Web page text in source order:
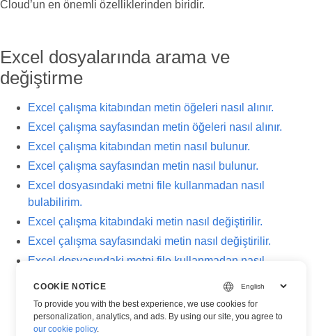
Cloud’un en önemli özelliklerinden biridir.
Excel dosyalarında arama ve
değiştirme
Excel çalışma kitabından metin öğeleri nasıl alınır.
Excel çalışma sayfasından metin öğeleri nasıl alınır.
Excel çalışma kitabından metin nasıl bulunur.
Excel çalışma sayfasından metin nasıl bulunur.
Excel dosyasındaki metni file kullanmadan nasıl
bulabilirim.
Excel çalışma kitabındaki metin nasıl değiştirilir.
Excel çalışma sayfasındaki metin nasıl değiştirilir.
Excel dosyasındaki metni file kullanmadan nasıl
COOKIE NOTICE
To provide you with the best experience, we use cookies for
personalization, analytics, and ads. By using our site, you agree to
our cookie policy.